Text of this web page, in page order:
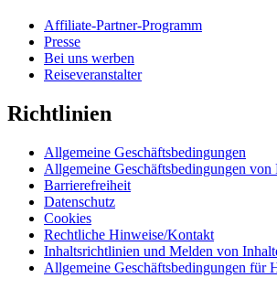
Affiliate-Partner-Programm
Presse
Bei uns werben
Reiseveranstalter
Richtlinien
Allgemeine Geschäftsbedingungen
Allgemeine Geschäftsbedingungen von
Barrierefreiheit
Datenschutz
Cookies
Rechtliche Hinweise/Kontakt
Inhaltsrichtlinien und Melden von
Allgemeine Geschäftsbedingungen für